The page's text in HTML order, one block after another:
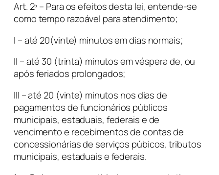
Art. 2º – Para os efeitos desta lei, entende-se
como tempo razoável para atendimento;
I – até 20(vinte) minutos em dias normais;
II – até 30 (trinta) minutos em véspera de, ou
após feriados prolongados;
III – até 20 (vinte) minutos nos dias de
pagamentos de funcionários públicos
municipais, estaduais, federais e de
vencimento e recebimentos de contas de
concessionárias de serviços púbicos, tributos
municipais, estaduais e federais.